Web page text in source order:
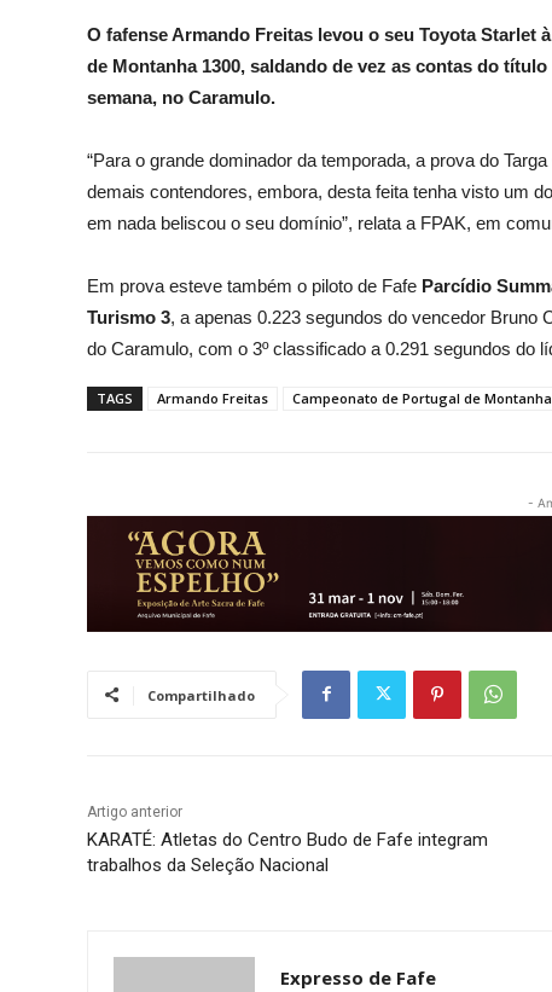
O fafense Armando Freitas levou o seu Toyota Starlet
de Montanha 1300, saldando de vez as contas do
semana, no Caramulo.
“Para o grande dominador da temporada, a prova do
demais contendores, embora, desta feita tenha visto um
em nada beliscou o seu domínio”, relata a FPAK, em
Em prova esteve também o piloto de Fafe Parcídio
Turismo 3, a apenas 0.223 segundos do vencedor Bruno
do Caramulo, com o 3º classificado a 0.291 segundos do
TAGS Armando Freitas Campeonato de Portugal de Montanha
-
Compartilhado
Artigo anterior
KARATÉ: Atletas do Centro Budo de Fafe integram
trabalhos da Seleção Nacional
Expresso de Fafe